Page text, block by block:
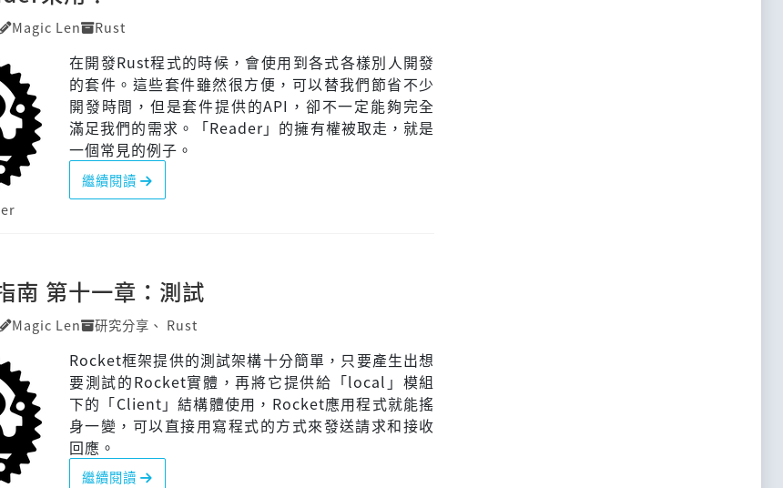
Magic Len Rust
在開發Rust程式的時候，會使用到各式各樣別人開發
的套件。這些套件雖然很方便，可以替我們節省不少
開發時間，但是套件提供的API，卻不一定能夠完全
滿足我們的需求。「Reader」的擁有權被取走，就是
一個常見的例子。
繼續閱讀
南 第十一章：測試
Magic Len 研究分享 、 Rust
Rocket框架提供的測試架構十分簡單，只要產生出想
要測試的Rocket實體，再將它提供給「local」模組
下的「Client」結構體使用，Rocket應用程式就能搖
身一變，可以直接用寫程式的方式來發送請求和接收
回應。
繼續閱讀